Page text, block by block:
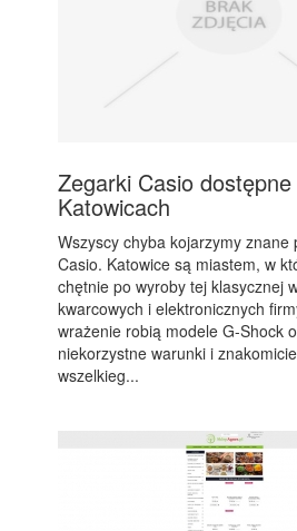
Zegarki Casio
Katowicach
Wszyscy chyba kojarzymy znane
Casio. Katowice są miastem, w
chętnie po wyroby tej klasycznej
kwarcowych i elektronicznych
wrażenie robią modele G-Shock
niekorzystne warunki i
wszelkieg...